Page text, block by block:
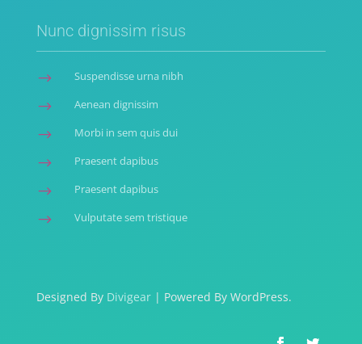
Nunc dignissim risus
$ Suspendisse urna nibh
$ Aenean dignissim
$ Morbi in sem quis dui
$ Praesent dapibus
$ Praesent dapibus
$ Vulputate sem tristique
Designed By Divigear| Powered By WordPress.